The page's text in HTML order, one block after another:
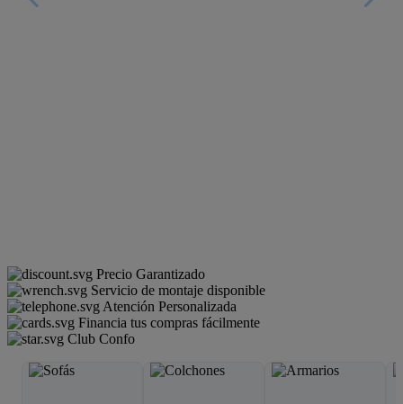
Precio Garantizado
Servicio de montaje disponible
Atención Personalizada
Financia tus compras fácilmente
Club Confo